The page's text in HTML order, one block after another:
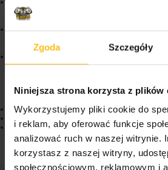
Zgoda Szczegóły
Niniejsza strona korzysta z plików
Wykorzystujemy pliki cookie do
i reklam, aby oferować funkcje
analizować ruch w naszej witrynie.
korzystasz z naszej witryny,
społecznościowym, reklamowym i
suplemencie odgrywa rolę w procesie
co jest kluczowe dla regeneracji tkanek.
ogólnego zdrowia.
uzupełnienie diety w siarkę, minerał
VIKINGU! Zobacz także:
Proactive MSM 300g bezsmakowy
Activlab Flex Xtra 400g